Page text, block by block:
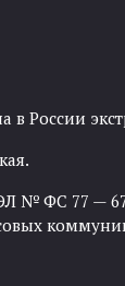
России
№ ФС 77 —